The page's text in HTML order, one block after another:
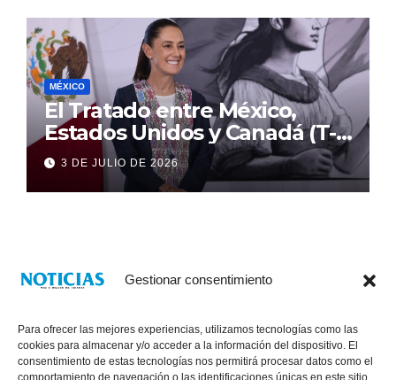
Gestionar consentimiento
Para ofrecer las mejores experiencias, utilizamos tecnologías como las
cookies para almacenar y/o acceder a la información del dispositivo. El
consentimiento de estas tecnologías nos permitirá procesar datos como el
comportamiento de navegación o las identificaciones únicas en este sitio.
MÉXICO
El Tratado entre México,
Estados Unidos y Canadá (T-
MEC) se mantiene hasta el
2036: Presidenta Claudia
Sheinbaum
3 DE JULIO DE 2026